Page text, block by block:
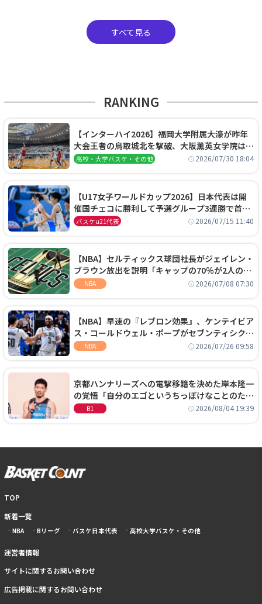
すべて見る
RANKING
【インターハイ2026】福岡大学附属大濠が昨年
大会王者の鳥取城北を撃破、大阪薫英女学院は岐
阜女子に完勝、大会3日目試合結果
高校・大学バスケ・その他 2026/07/30 18:04
【U17女子ワールドカップ2026】日本代表は開
催国チェコに勝利して予選グループ3連勝で首位
通過！準々決勝の相手はエジプトに決定
バスケu21代表 2026/07/15 11:40
【NBA】セルティックス球団社長がジェイレン・
ブラウン放出を説明「キャップの70％が2人の選
手に集中するチームでは勝てない」
NBA 2026/07/08 07:30
【NBA】早速の『レブロン効果』、ケンテイビア
ス・コールドウェル・ポープがセブンティシクサ
ーズに1年契約で加入
NBA 2026/07/26 09:58
京都ハンナリーズへの電撃移籍を決めた岸本隆一
の覚悟「自分のエゴというちっぽけなことのため
に、京都に来たわけではない」
B1 2026/08/04 19:39
TOP
新着一覧
NBA Bリーグ バスケ日本代表 高校大学バスケ・その他
運営者情報
サイトに関するお問い合わせ
広告掲載に関するお問い合わせ